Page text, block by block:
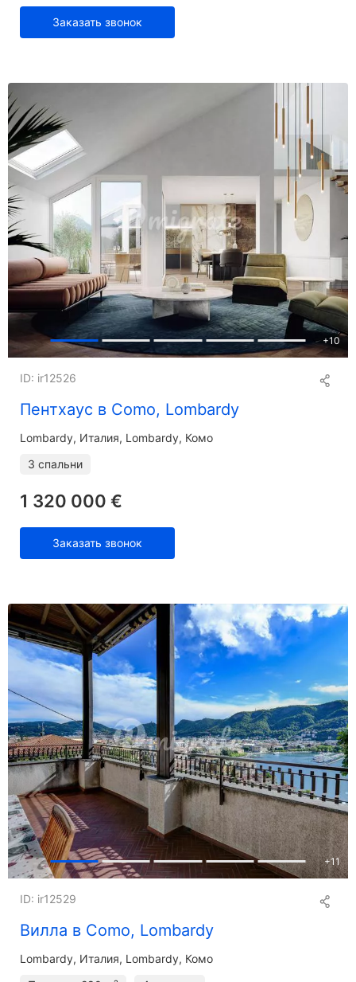
Заказать звонок
+10
Пентхаус в Como, Lombardy
ID: ir12526
Lombardy Италия, Lombardy, Комо
3 спальни
1 320 000 €
Заказать звонок
+11
Вилла в Como, Lombardy
ID: ir12529
Lombardy Италия, Lombardy, Комо